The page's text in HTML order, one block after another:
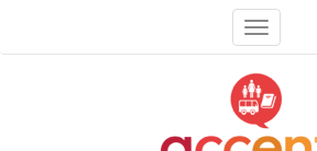
Toggle